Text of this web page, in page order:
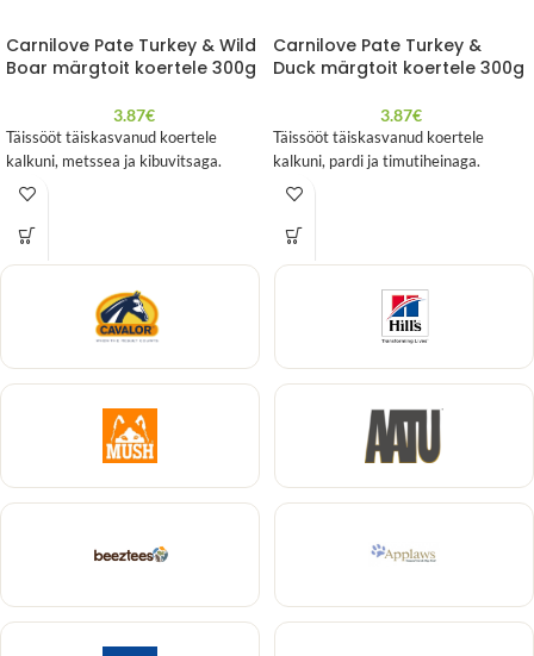
Carnilove Pate Turkey & Wild
Boar märgtoit koertele 300g
3.87€
Täissööt täiskasvanud koertele
kalkuni, metssea ja kibuvitsaga.
Carnilove Pate Turkey &
Duck märgtoit koertele 300g
3.87€
Täissööt täiskasvanud koertele
kalkuni, pardi ja timutiheinaga.